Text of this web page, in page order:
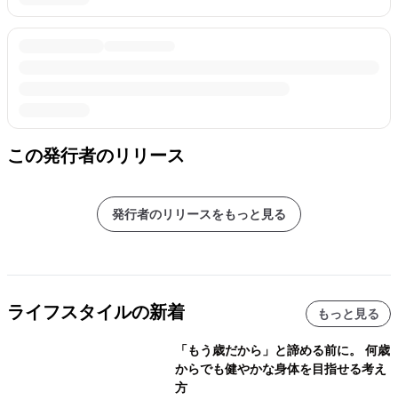
この発行者のリリース
発行者のリリースをもっと見る
ライフスタイルの新着 もっと見る
「もう歳だから」と諦める前に。 何歳
からでも健やかな身体を目指せる考え
方